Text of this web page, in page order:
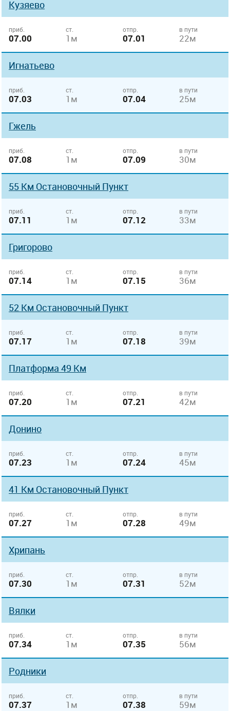
Кузяево
приб.
07.00
ст.
1м
отпр.
07.01
в пути
22м
Игнатьево
приб.
07.03
ст.
1м
отпр.
07.04
в пути
25м
Гжель
приб.
07.08
ст.
1м
отпр.
07.09
в пути
30м
55 Км Остановочный Пункт
приб.
07.11
ст.
1м
отпр.
07.12
в пути
33м
Григорово
приб.
07.14
ст.
1м
отпр.
07.15
в пути
36м
52 Км Остановочный Пункт
приб.
07.17
ст.
1м
отпр.
07.18
в пути
39м
Платформа 49 Км
приб.
07.20
ст.
1м
отпр.
07.21
в пути
42м
Донино
приб.
07.23
ст.
1м
отпр.
07.24
в пути
45м
41 Км Остановочный Пункт
приб.
07.27
ст.
1м
отпр.
07.28
в пути
49м
Хрипань
приб.
07.30
ст.
1м
отпр.
07.31
в пути
52м
Вялки
приб.
07.34
ст.
1м
отпр.
07.35
в пути
56м
Родники
приб.
07.37
ст.
1м
отпр.
07.38
в пути
59м